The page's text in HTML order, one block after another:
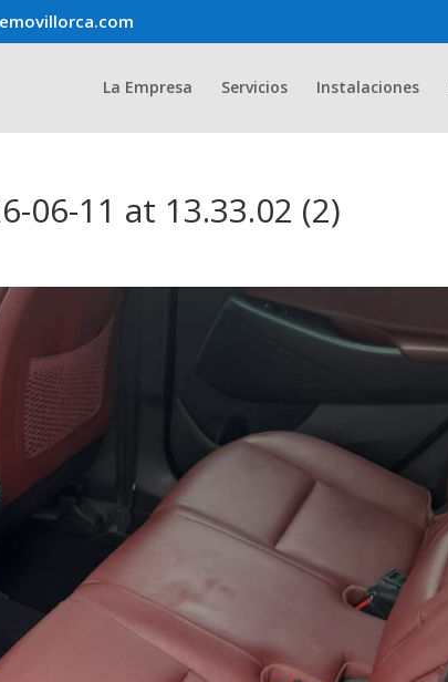
La Empresa Servicios Instalaciones
06-11 at 13.33.02 (2)